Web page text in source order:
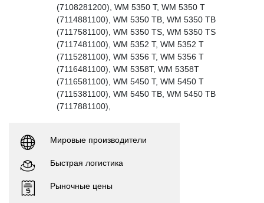
(7108281200), WM 5350 T, WM 5350 T
(7114881100), WM 5350 TB, WM 5350 TB
(7117581100), WM 5350 TS, WM 5350 TS
(7117481100), WM 5352 T, WM 5352 T
(7115281100), WM 5356 T, WM 5356 T
(7116481100), WM 5358T, WM 5358T
(7116581100), WM 5450 T, WM 5450 T
(7115381100), WM 5450 TB, WM 5450 TB
(7117881100),
Мировые производители
Быстрая логистика
Рыночные цены